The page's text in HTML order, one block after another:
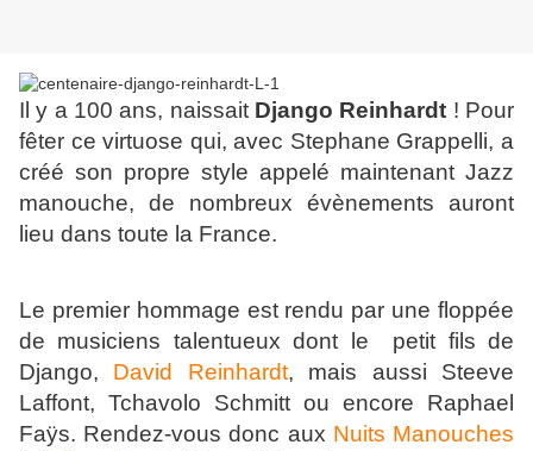
Il y a 100 ans, naissait Django Reinhardt ! Pour
fêter ce virtuose qui, avec Stephane Grappelli, a
créé son propre style appelé maintenant Jazz
manouche, de nombreux évènements auront
lieu dans toute la France.
Le premier hommage est rendu par une floppée
de musiciens talentueux dont le petit fils de
Django, David Reinhardt, mais aussi Steeve
Laffont, Tchavolo Schmitt ou encore Raphael
Faÿs. Rendez-vous donc aux Nuits Manouches